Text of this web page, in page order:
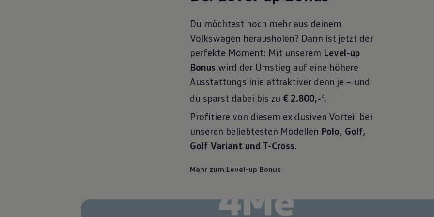
Du möchtest noch mehr aus deinem
Volkswagen herausholen? Dann ist jetzt der
perfekte Moment: Mit unserem Level-up
Bonus wird der Umstieg auf eine höhere
Ausstattungslinie attraktiver denn je – und
du sparst dabei bis zu € 2.800,-2.
Profitiere von diesem exklusiven Vorteil bei
unseren beliebtesten Modellen Polo, Golf,
Golf Variant und T-Cross.
Mehr zum Level-up Bonus